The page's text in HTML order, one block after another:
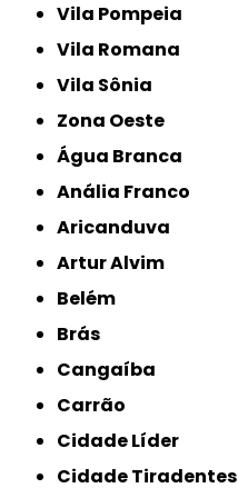
Vila Pompeia
Vila Romana
Vila Sônia
Zona Oeste
Água Branca
Anália Franco
Aricanduva
Artur Alvim
Belém
Brás
Cangaíba
Carrão
Cidade Líder
Cidade Tiradentes